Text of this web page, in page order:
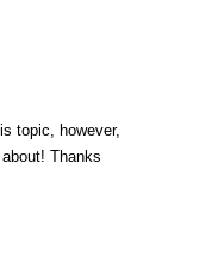
topic, however,
Thanks